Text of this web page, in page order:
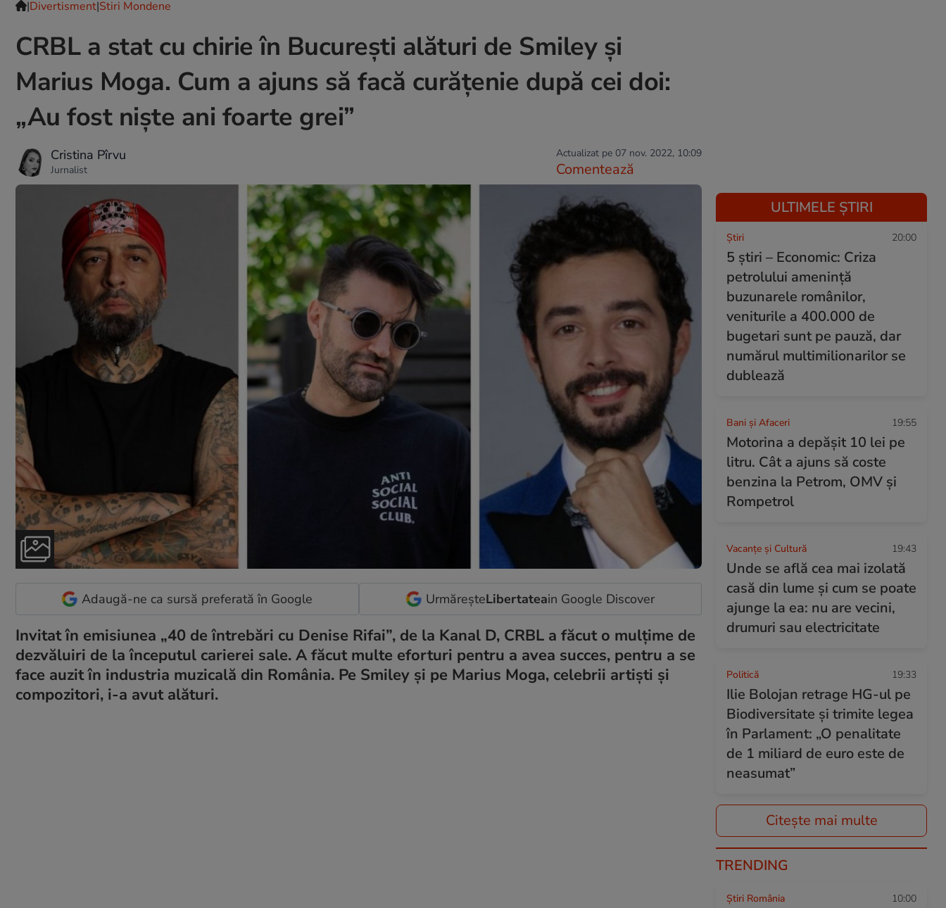
|Divertisment|Stiri Mondene
CRBL a stat cu chirie în București alături de Smiley și
Marius Moga. Cum a ajuns să facă curățenie după cei doi:
„Au fost niște ani foarte grei”
Cristina Pîrvu
Jurnalist
Actualizat pe 07 nov. 2022, 10:09
Comentează
Adaugă-ne ca sursă preferată în Google UrmăreșteLibertateain Google Discover
Invitat în emisiunea „40 de întrebări cu Denise Rifai”, de la Kanal D, CRBL a făcut o mulțime de
dezvăluiri de la începutul carierei sale. A făcut multe eforturi pentru a avea succes, pentru a se
face auzit în industria muzicală din România. Pe Smiley și pe Marius Moga, celebrii artiști și
compozitori, i-a avut alături.
ULTIMELE ȘTIRI
Ştiri 20:00
5 știri – Economic: Criza
petrolului amenință
buzunarele românilor,
veniturile a 400.000 de
bugetari sunt pe pauză, dar
numărul multimilionarilor se
dublează
Bani și Afaceri 19:55
Motorina a depășit 10 lei pe
litru. Cât a ajuns să coste
benzina la Petrom, OMV și
Rompetrol
Vacanțe și Cultură 19:43
Unde se află cea mai izolată
casă din lume și cum se poate
ajunge la ea: nu are vecini,
drumuri sau electricitate
Politică 19:33
Ilie Bolojan retrage HG-ul pe
Biodiversitate și trimite legea
în Parlament: „O penalitate
de 1 miliard de euro este de
neasumat”
Citește mai multe
TRENDING
Știri România 10:00